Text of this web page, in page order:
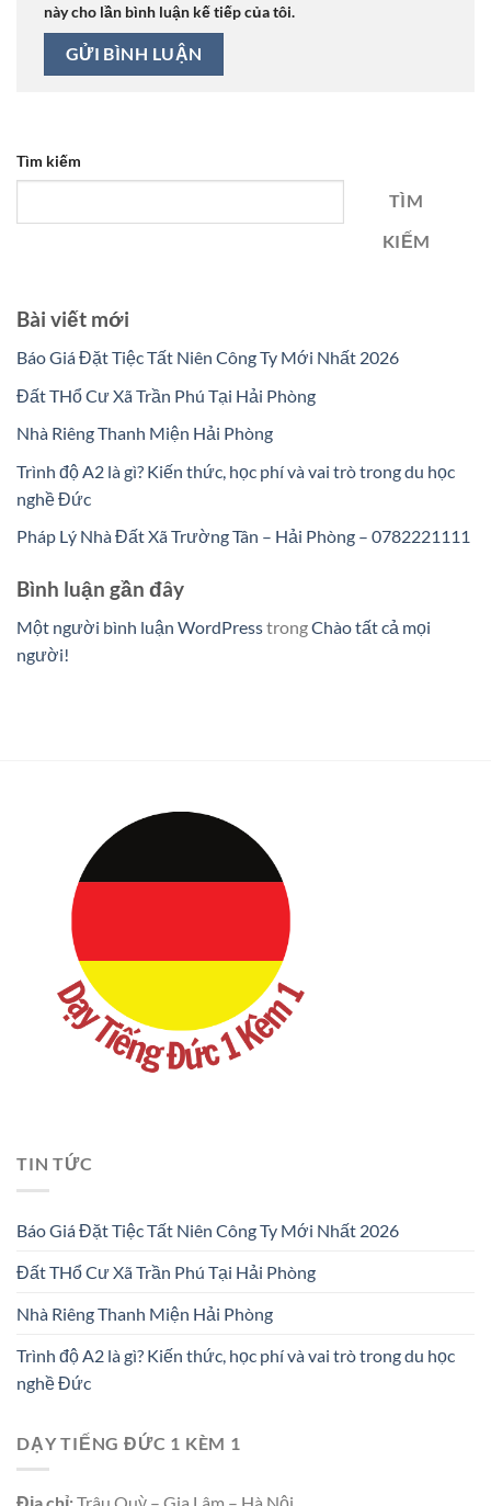
này cho lần bình luận kế tiếp của tôi.
Tìm kiếm
TÌM
KIẾM
Bài viết mới
Báo Giá Đặt Tiệc Tất Niên Công Ty Mới Nhất 2026
Đất THổ Cư Xã Trần Phú Tại Hải Phòng
Nhà Riêng Thanh Miện Hải Phòng
Trình độ A2 là gì? Kiến thức, học phí và vai trò trong du học
nghề Đức
Pháp Lý Nhà Đất Xã Trường Tân – Hải Phòng – 0782221111
Bình luận gần đây
Một người bình luận WordPresstrongChào tất cả mọi
người!
TIN TỨC
Báo Giá Đặt Tiệc Tất Niên Công Ty Mới Nhất 2026
Đất THổ Cư Xã Trần Phú Tại Hải Phòng
Nhà Riêng Thanh Miện Hải Phòng
Trình độ A2 là gì? Kiến thức, học phí và vai trò trong du học
nghề Đức
DẠY TIẾNG ĐỨC 1 KÈM 1